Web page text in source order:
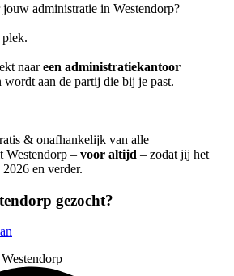
administratie in Westendorp?
plek.
naareen administratiekantoor
wordt aan de partij die bij je past.
& onafhankelijk van alle
Westendorp – voor altijd – zodat jij het
en verder.
gezocht?